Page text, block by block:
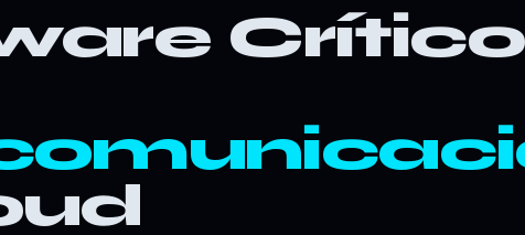
Crítico